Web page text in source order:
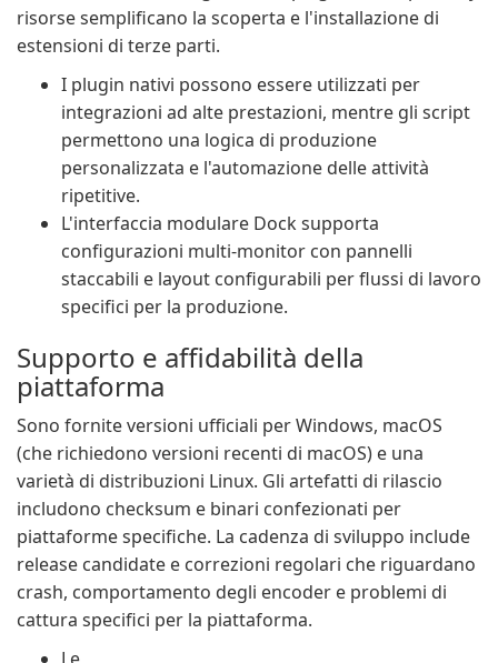
risorse semplificano la scoperta e l'installazione di
estensioni di terze parti.
I plugin nativi possono essere utilizzati per
integrazioni ad alte prestazioni, mentre gli script
permettono una logica di produzione
personalizzata e l'automazione delle attività
ripetitive.
L'interfaccia modulare Dock supporta
configurazioni multi-monitor con pannelli
staccabili e layout configurabili per flussi di lavoro
specifici per la produzione.
Supporto e affidabilità della
piattaforma
Sono fornite versioni ufficiali per Windows, macOS
(che richiedono versioni recenti di macOS) e una
varietà di distribuzioni Linux. Gli artefatti di rilascio
includono checksum e binari confezionati per
piattaforme specifiche. La cadenza di sviluppo include
release candidate e correzioni regolari che riguardano
crash, comportamento degli encoder e problemi di
cattura specifici per la piattaforma.